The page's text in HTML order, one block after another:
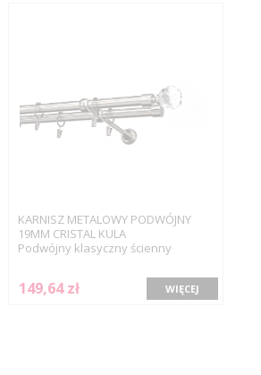
KARNISZ METALOWY PODWÓJNY
19MM CRISTAL KULA
Podwójny klasyczny ścienny
149,64 zł WIĘCEJ